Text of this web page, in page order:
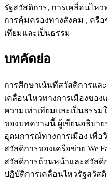
รัฐสวัสดิการ, การเคลื่อนไห
การคุ้มครองทางสังคม , ครือ
เทียมและเป็นธรรม
บทคัดย่อ
การศึกษาเน้นที่สวัสดิการแล
เคลื่อนไหวทางการเมืองของ
ความเท่าเทียมและเป็นธรร
ของบทความนี้ ผู้เขียนอธิบา
อุดมการณ์ทางการเมือง เพื่อ
สวัสดิการของเครือข่าย We
สวัสดิการถ้วนหน้าและสวัส
ปฏิบัติการเคลื่อนไหวรัฐสวัส